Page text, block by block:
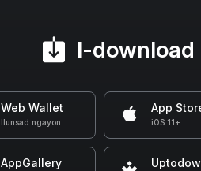
I-download
Web Wallet
Ilunsad ngayon
App
iOS 11+
AppGallery